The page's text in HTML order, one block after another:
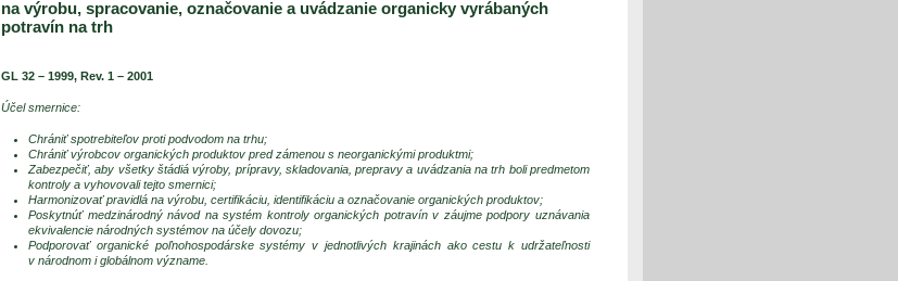
na výrobu, spracovanie, označovanie a uvádzanie organicky vyrábaných
potravín na trh
GL 32 – 1999, Rev. 1 – 2001
Účel smernice:
Chrániť spotrebiteľov proti podvodom na trhu;
Chrániť výrobcov organických produktov pred zámenou s neorganickými produktmi;
Zabezpečiť, aby všetky štádiá výroby, prípravy, skladovania, prepravy a uvádzania na trh boli predmetom
kontroly a vyhovovali tejto smernici;
Harmonizovať pravidlá na výrobu, certifikáciu, identifikáciu a označovanie organických produktov;
Poskytnúť medzinárodný návod na systém kontroly organických potravín v záujme podpory uznávania
ekvivalencie národných systémov na účely dovozu;
Podporovať organické poľnohospodárske systémy v jednotlivých krajinách ako cestu k udržateľnosti
v národnom i globálnom význame.